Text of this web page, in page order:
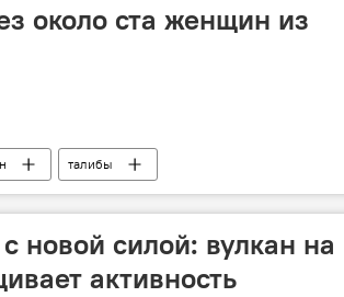
около ста женщин из
талибы
новой силой: вулкан на
активность